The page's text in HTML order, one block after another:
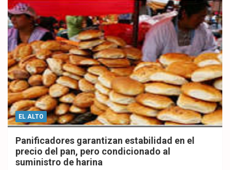
EL ALTO
Panificadores garantizan estabilidad en el
precio del pan, pero condicionado al
suministro de harina